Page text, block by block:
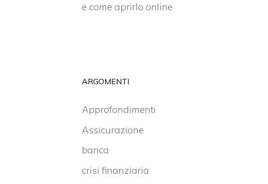
e come aprirlo online
ARGOMENTI
Approfondimenti
Assicurazione
banca
crisi finanziaria